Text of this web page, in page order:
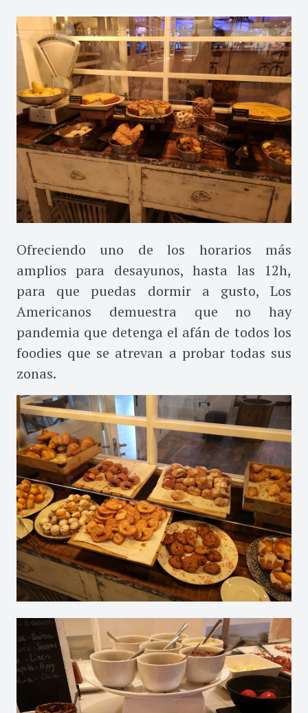
Ofreciendo uno de los horarios más
amplios para desayunos, hasta las 12h,
para que puedas dormir a gusto, Los
Americanos demuestra que no hay
pandemia que detenga el afán de todos los
foodies que se atrevan a probar todas sus
zonas.